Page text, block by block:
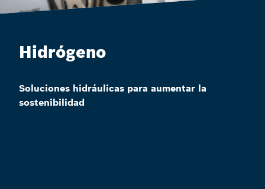
Hidrógeno
Soluciones hidráulicas para aumentar la
sostenibilidad